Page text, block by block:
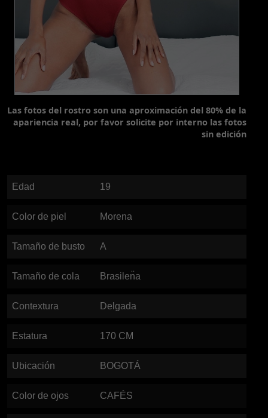
Las fotos del rostro son una aproximación del 80% de la
apariencia real, por favor solicite por interno las fotos
sin edición
Edad 19
Color de piel Morena
Tamaño de busto A
Tamaño de cola Brasilen̈a
Contextura Delgada
Estatura 170 CM
Ubicación BOGOTÁ
Color de ojos CAFÉS